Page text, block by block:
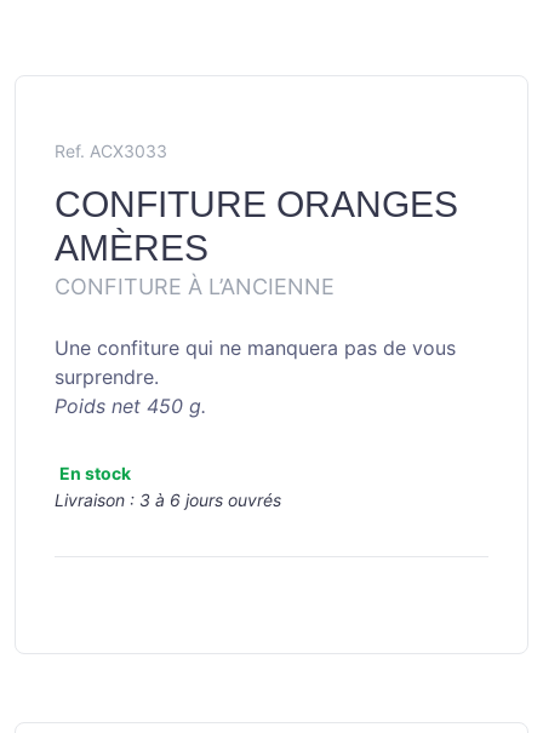
Ref. ACX3033
CONFITURE ORANGES
AMÈRES
CONFITURE À L’ANCIENNE
Une confiture qui ne manquera pas de vous
surprendre.
Poids net 450 g.
En stock
Livraison : 3 à 6 jours ouvrés